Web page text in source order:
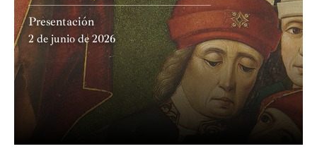
Presentación
2 de junio de 2026